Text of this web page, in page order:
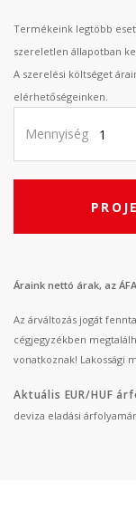
Termékeink legtöbb
szereletlen állapotban
A szerelési költséget
elérhetőségeinken.
Mennyiség
Áraink nettó árak, az
Az árváltozás jogát
cégjegyzékben
vonatkoznak! Lakossági
Aktuális EUR/HUF
deviza eladási